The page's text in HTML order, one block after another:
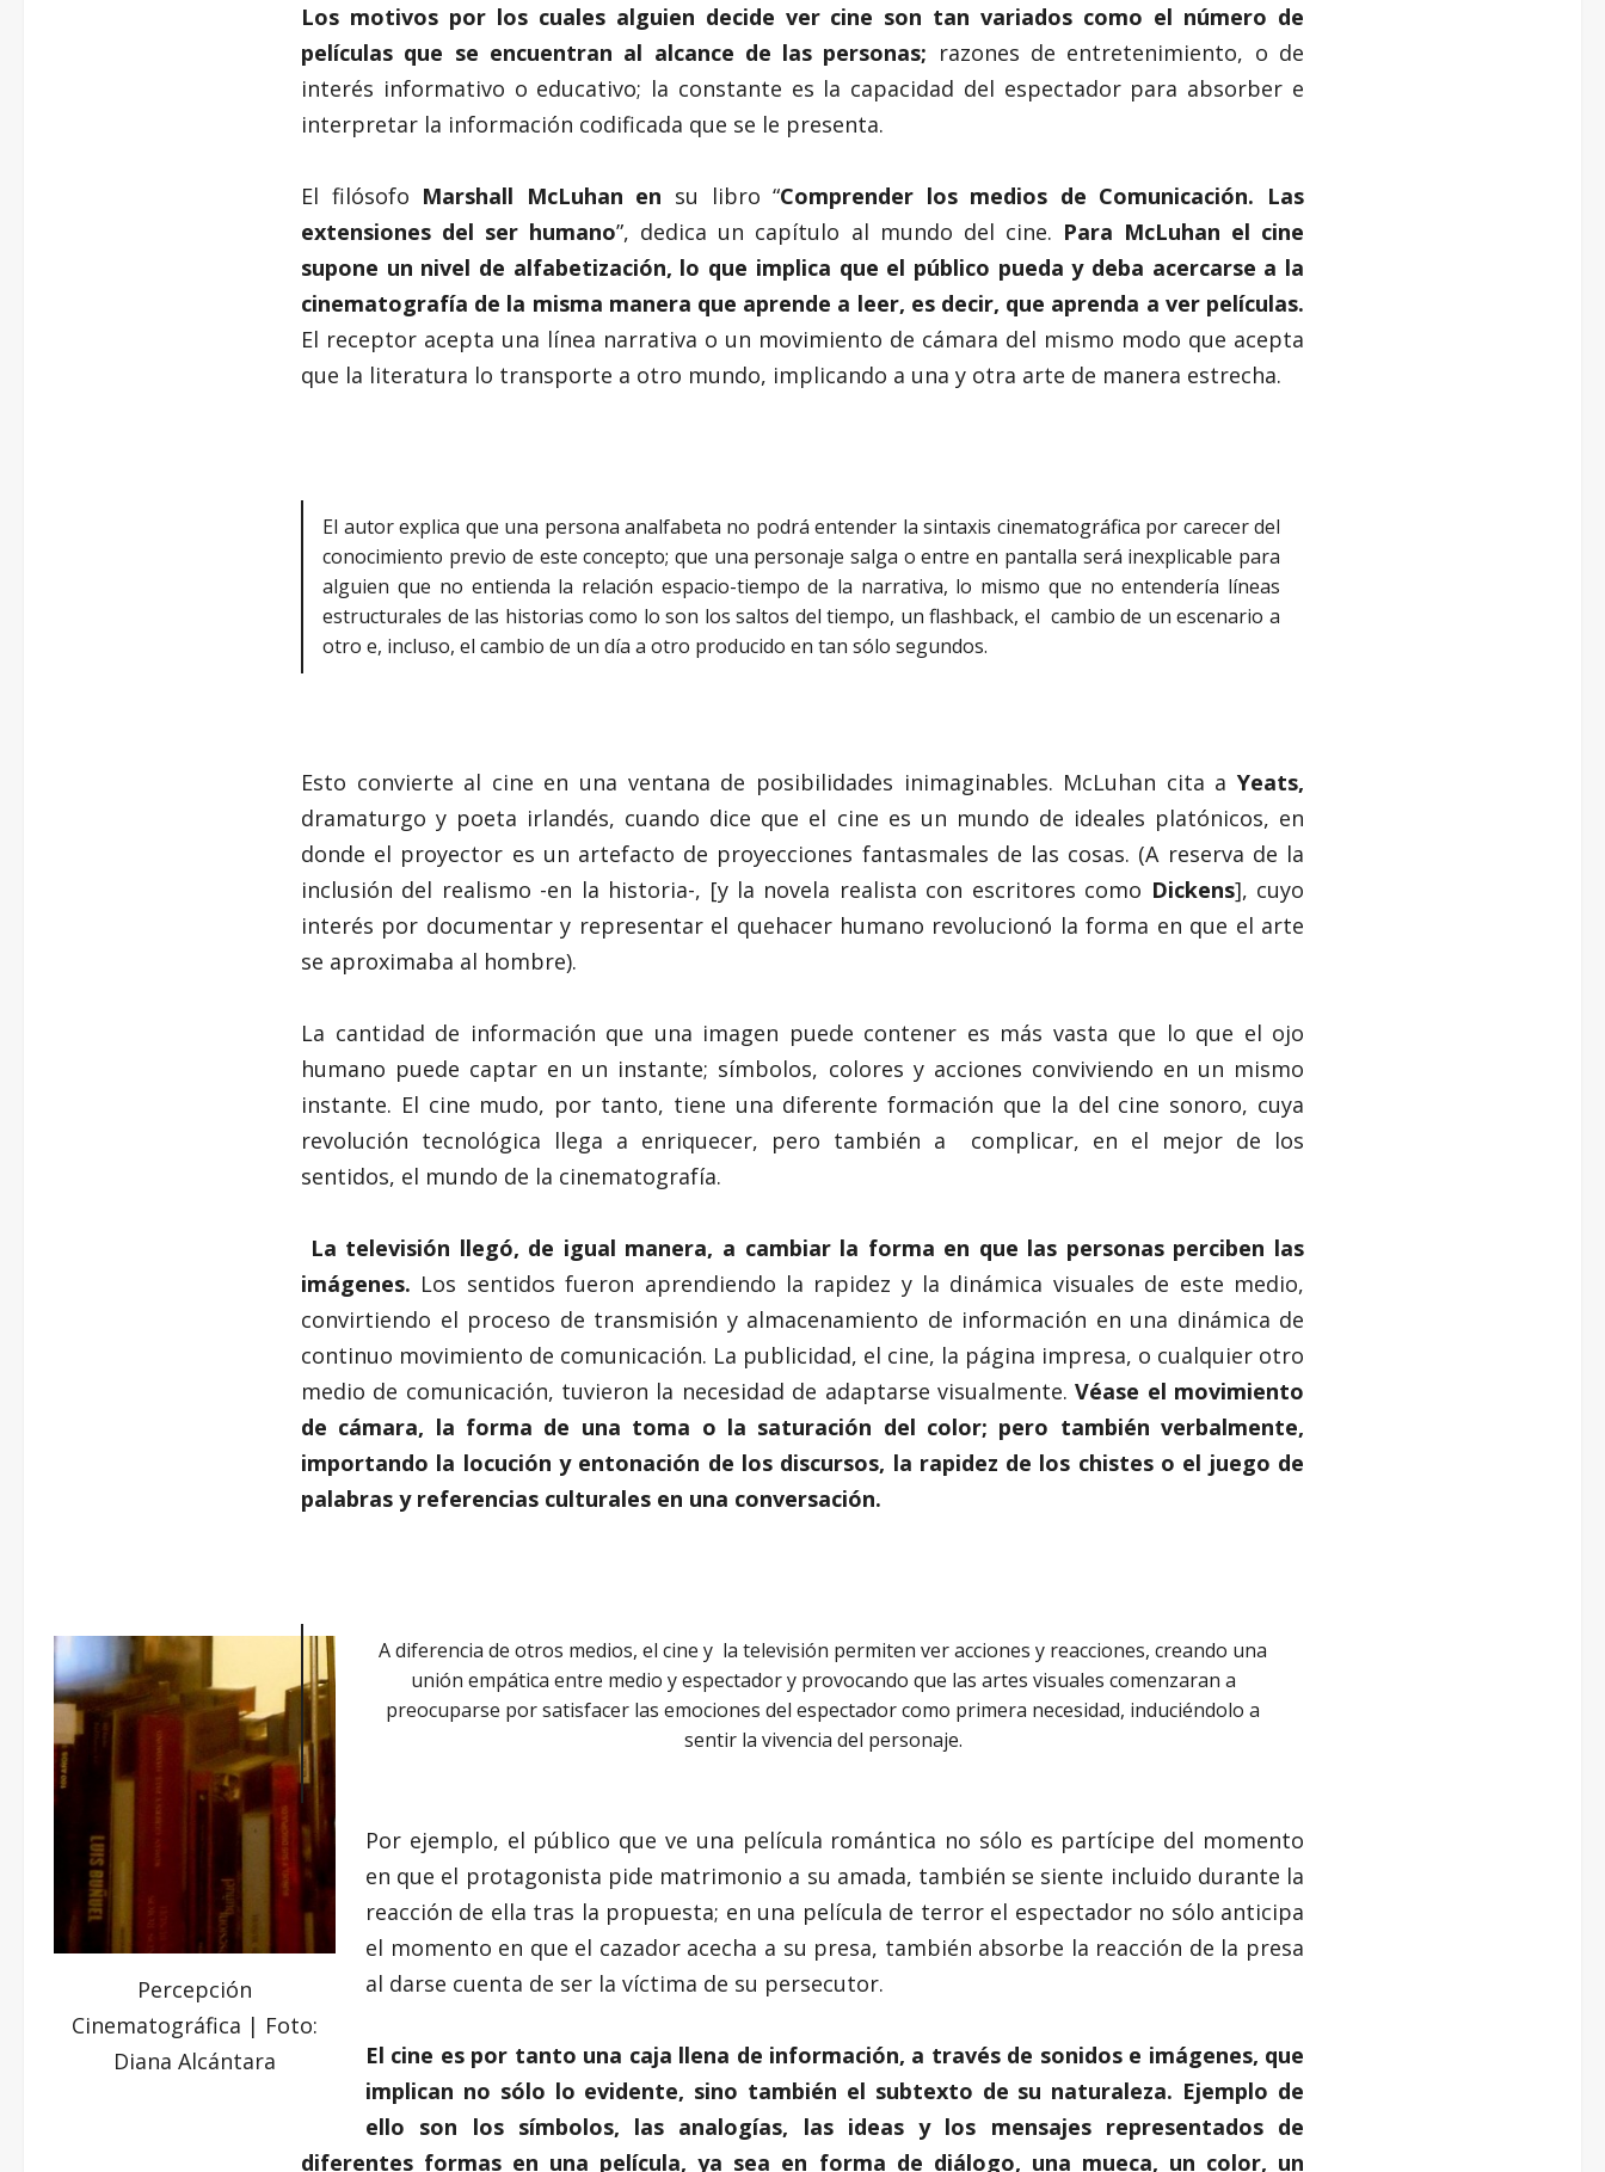
Los motivos por los cuales alguien decide ver cine son tan variados como el número de
películas que se encuentran al alcance de las personas; razones de entretenimiento, o de
interés informativo o educativo; la constante es la capacidad del espectador para absorber e
interpretar la información codificada que se le presenta.
El filósofo Marshall McLuhan en su libro “Comprender los medios de Comunicación. Las
extensiones del ser humano”, dedica un capítulo al mundo del cine. Para McLuhan el cine
supone un nivel de alfabetización, lo que implica que el público pueda y deba acercarse a la
cinematografía de la misma manera que aprende a leer, es decir, que aprenda a ver películas.
El receptor acepta una línea narrativa o un movimiento de cámara del mismo modo que acepta
que la literatura lo transporte a otro mundo, implicando a una y otra arte de manera estrecha.
El autor explica que una persona analfabeta no podrá entender la sintaxis cinematográfica por carecer del
conocimiento previo de este concepto; que una personaje salga o entre en pantalla será inexplicable para
alguien que no entienda la relación espacio-tiempo de la narrativa, lo mismo que no entendería líneas
estructurales de las historias como lo son los saltos del tiempo, un flashback, el cambio de un escenario a
otro e, incluso, el cambio de un día a otro producido en tan sólo segundos.
Esto convierte al cine en una ventana de posibilidades inimaginables. McLuhan cita a Yeats,
dramaturgo y poeta irlandés, cuando dice que el cine es un mundo de ideales platónicos, en
donde el proyector es un artefacto de proyecciones fantasmales de las cosas. (A reserva de la
inclusión del realismo -en la historia-, [y la novela realista con escritores como Dickens], cuyo
interés por documentar y representar el quehacer humano revolucionó la forma en que el arte
se aproximaba al hombre).
La cantidad de información que una imagen puede contener es más vasta que lo que el ojo
humano puede captar en un instante; símbolos, colores y acciones conviviendo en un mismo
instante. El cine mudo, por tanto, tiene una diferente formación que la del cine sonoro, cuya
revolución tecnológica llega a enriquecer, pero también a complicar, en el mejor de los
sentidos, el mundo de la cinematografía.
La televisión llegó, de igual manera, a cambiar la forma en que las personas perciben las
imágenes. Los sentidos fueron aprendiendo la rapidez y la dinámica visuales de este medio,
convirtiendo el proceso de transmisión y almacenamiento de información en una dinámica de
continuo movimiento de comunicación. La publicidad, el cine, la página impresa, o cualquier otro
medio de comunicación, tuvieron la necesidad de adaptarse visualmente.Véase el movimiento
de cámara, la forma de una toma o la saturación del color; pero también verbalmente,
importando la locución y entonación de los discursos, la rapidez de los chistes o el juego de
palabras y referencias culturales en una conversación.
Percepción
Cinematográfica | Foto:
Diana Alcántara
A diferencia de otros medios, el cine y la televisión permiten ver acciones y reacciones, creando una
unión empática entre medio y espectador y provocando que las artes visuales comenzaran a
preocuparse por satisfacer las emociones del espectador como primera necesidad, induciéndolo a
sentir la vivencia del personaje.
Por ejemplo, el público que ve una película romántica no sólo es partícipe del momento
en que el protagonista pide matrimonio a su amada, también se siente incluido durante la
reacción de ella tras la propuesta; en una película de terror el espectador no sólo anticipa
el momento en que el cazador acecha a su presa, también absorbe la reacción de la presa
al darse cuenta de ser la víctima de su persecutor.
El cine es por tanto una caja llena de información, a través de sonidos e imágenes, que
implican no sólo lo evidente, sino también el subtexto de su naturaleza. Ejemplo de
ello son los símbolos, las analogías, las ideas y los mensajes representados de
diferentes formas en una película, ya sea en forma de diálogo, una mueca, un color, un